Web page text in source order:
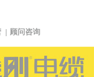
顾问咨询